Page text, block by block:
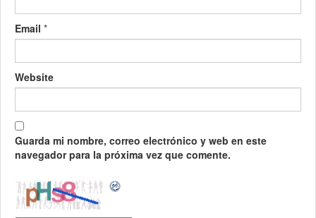
Email *
Website
Guarda mi nombre, correo electrónico y web en este
navegador para la próxima vez que comente.